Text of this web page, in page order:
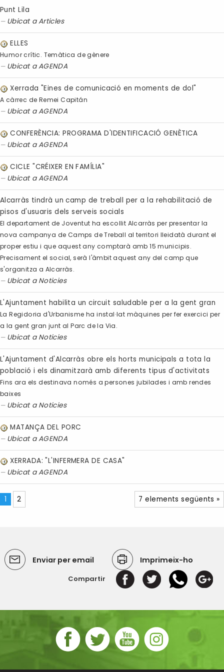
Punt Lila
Ubicat aArticles
ELLES
Humor crític. Temàtica de gènere
Ubicat aAGENDA
Xerrada "Eines de comunicació en moments de dol"
A càrrec de Remei Capitán
Ubicat aAGENDA
CONFERÈNCIA: PROGRAMA D'IDENTIFICACIÓ GENÈTICA
Ubicat aAGENDA
CICLE "CRÉIXER EN FAMÍLIA"
Ubicat aAGENDA
Alcarràs tindrà un camp de treball per a la rehabilitació de
pisos d'usuaris dels serveis socials
El departament de Joventut ha escollit Alcarràs per presentar la
nova campanya de Camps de Treball al territori lleidatà durant el
proper estiu i que aquest any comptarà amb 15 municipis.
Precisament el social, serà l'àmbit aquest any del camp que
s'organitza a Alcarràs.
Ubicat a Noticies
L'Ajuntament habilita un circuit saludable per a la gent gran
La Regidoria d'Urbanisme ha instal·lat màquines per fer exercici per
a la gent gran junt al Parc de la Via.
Ubicat a Noticies
L'Ajuntament d'Alcarràs obre els horts municipals a tota la
població i els dinamitzarà amb diferents tipus d'activitats
Fins ara els destinava només a persones jubilades i amb rendes
baixes
Ubicat a Noticies
MATANÇA DEL PORC
Ubicat aAGENDA
XERRADA: "L'INFERMERA DE CASA"
Ubicat aAGENDA
7 elements següents »
1 2
Enviar per email Imprimeix-ho
Compartir